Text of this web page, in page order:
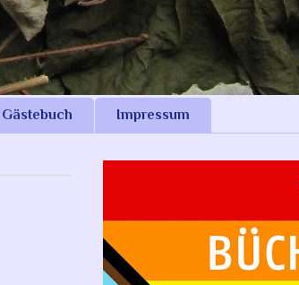
Gästebuch Impressum